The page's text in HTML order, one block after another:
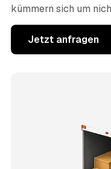
kümmern sich um
Jetzt anfragen